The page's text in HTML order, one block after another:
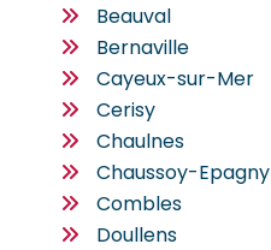
Beauval
Bernaville
Cayeux-sur-Mer
Cerisy
Chaulnes
Chaussoy-Epagny
Combles
Doullens